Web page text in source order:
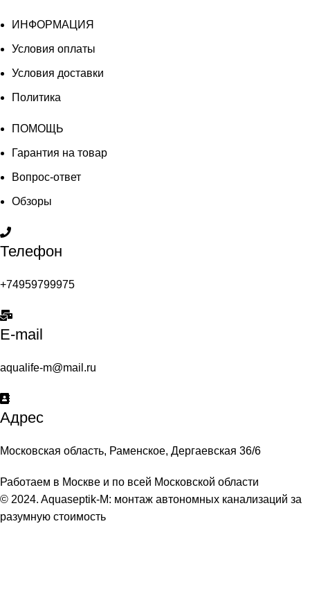
ИНФОРМАЦИЯ
Условия оплаты
Условия доставки
Политика
ПОМОЩЬ
Гарантия на товар
Вопрос-ответ
Обзоры
Телефон
+74959799975
E-mail
aqualife-m@mail.ru
Адрес
Московская область, Раменское, Дергаевская 36/6
Работаем в Москве и по всей Московской области
© 2024. Aquaseptik-M: монтаж автономных канализаций за
разумную стоимость